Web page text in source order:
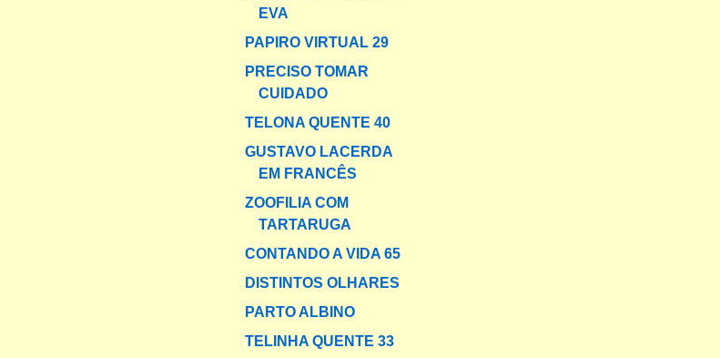
EVA
PAPIRO VIRTUAL 29
PRECISO TOMAR
CUIDADO
TELONA QUENTE 40
GUSTAVO LACERDA
EM FRANCÊS
ZOOFILIA COM
TARTARUGA
CONTANDO A VIDA 65
DISTINTOS OLHARES
PARTO ALBINO
TELINHA QUENTE 33